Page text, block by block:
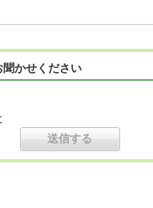
かせください